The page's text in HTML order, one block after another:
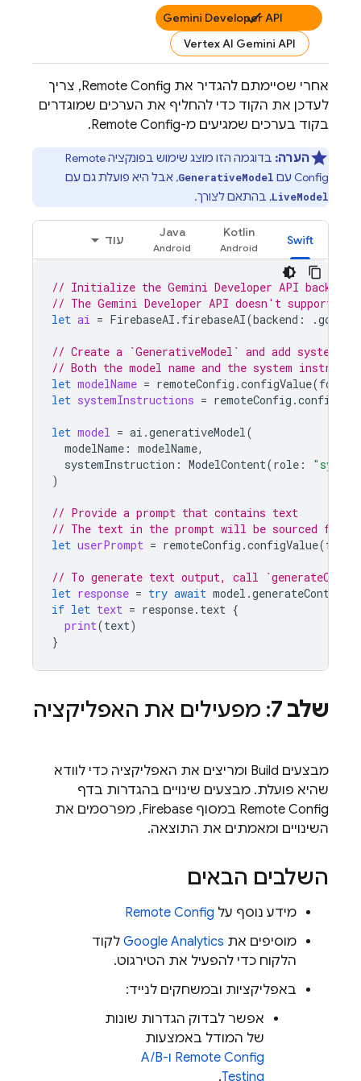
Gemini Developer API
Vertex AI Gemini API
אחרי שסיימתם להגדיר את Remote Config, צריך
לעדכן את הקוד כדי להחליף את הערכים שמוגדרים
בקוד בערכים שמגיעים מ-Remote Config
.
הערה: בדוגמה הזו מוצג שימוש בפונקציהRemote
Config עם GenerativeModel, אבל היא פועלת גם עם
LiveModel, בהתאם לצורך.
Swift
Kotlin
Java
עוד
// Initialize the Gemini Developer API backend
// The Gemini Developer API doesn't support
let ai = FirebaseAI . firebaseAI(backend : .
// Create a `GenerativeModel` and add
// Both the model name and the system
let modelName = remoteConfig .configValue(forKey
let systemInstructions = remoteConfig .
let model = ai .generativeModel(
modelName : modelName,
systemInstruction : ModelContent(role :
)
// Provide a prompt that contains text
// The text in the prompt will be sourced from
let userPrompt = remoteConfig .configValue(
// To generate text output, call
let response = try await model .generateContent
if let text = response. text {
print(text)
}
שלב 7 : מפעילים את האפליקציה
מבצעים Build ומריצים את האפליקציה כדי לוודא
שהיא פועלת. מבצעים שינויים בהגדרות בדף
Remote Config במסוף Firebase, מפרסמים את
השינויים ומאמתים את התוצאה.
השלבים הבאים
מידע נוסף על Remote Config
מוסיפים את Google Analytics לקוד
הלקוח כדי להפעיל את הטירגוט.
באפליקציות ובמשחקים לנייד:
אפשר לבדוק הגדרות שונות
של המודל באמצעות
Remote Config ו-A/B
Testing
.